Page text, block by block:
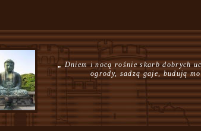
„Dniem i nocą rośnie skarb dobrych
ogrody, sadzą gaje, budują